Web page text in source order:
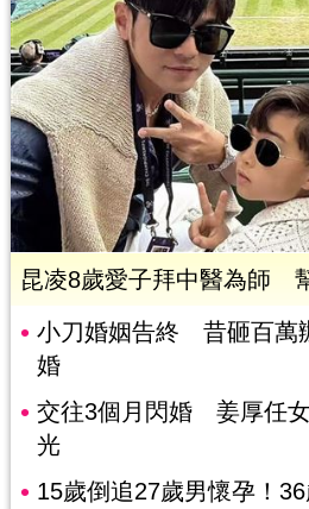
昆凌8歲愛子拜中醫為師
小刀婚姻告終 昔砸百萬
婚
交往3個月閃婚 姜厚任
光
15歲倒追27歲男懷孕！